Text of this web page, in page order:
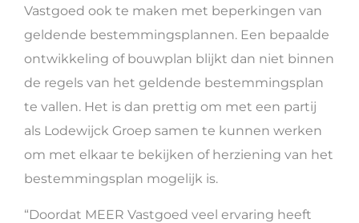
Vastgoed ook te maken met beperkingen van
geldende bestemmingsplannen. Een bepaalde
ontwikkeling of bouwplan blijkt dan niet binnen
de regels van het geldende bestemmingsplan
te vallen. Het is dan prettig om met een partij
als Lodewijck Groep samen te kunnen werken
om met elkaar te bekijken of herziening van het
bestemmingsplan mogelijk is.
“Doordat MEER Vastgoed veel ervaring heeft